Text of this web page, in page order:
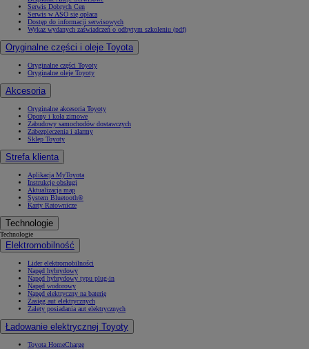
Serwis Dobrych Cen
Serwis w ASO się opłaca
Dostęp do informacji serwisowych
Wykaz wydanych zaświadczeń o odbytym szkoleniu (pdf)
Oryginalne części i oleje Toyota
Oryginalne części Toyoty
Oryginalne oleje Toyoty
Akcesoria
Oryginalne akcesoria Toyoty
Opony i koła zimowe
Zabudowy samochodów dostawczych
Zabezpieczenia i alarmy
Sklep Toyoty
Strefa klienta
Aplikacja MyToyota
Instrukcje obsługi
Aktualizacja map
System Bluetooth®
Karty Ratownicze
Technologie
Technologie
Elektromobilność
Lider elektromobilności
Napęd hybrydowy
Napęd hybrydowy typu plug-in
Napęd wodorowy
Napęd elektryczny na baterię
Zasięg aut elektrycznych
Zalety posiadania aut elektrycznych
Ładowanie elektrycznej Toyoty
Toyota HomeCharge